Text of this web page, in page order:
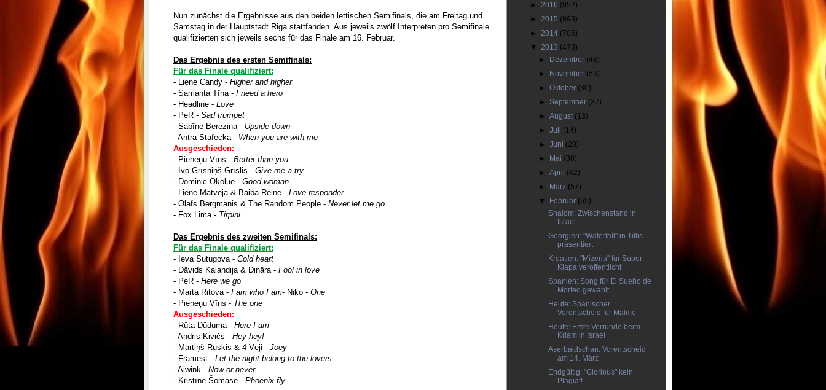
Nun zunächst die Ergebnisse aus den beiden lettischen Semifinals, die am Freitag und
Samstag in der Hauptstadt Riga stattfanden. Aus jeweils zwölf Interpreten pro Semifinale
qualifizierten sich jeweils sechs für das Finale am 16. Februar.
Das Ergebnis des ersten Semifinals:
Für das Finale qualifiziert:
- Liene Candy - Higher and higher
- Samanta Tīna - I need a hero
- Headline - Love
- PeR - Sad trumpet
- Sabīne Berezina - Upside down
- Antra Stafecka - When you are with me
Ausgeschieden:
- Pieneņu Vīns - Better than you
- Ivo Grīsniņš Grīslis - Give me a try
- Dominic Okolue - Good woman
- Liene Matveja & Baiba Reine - Love responder
- Olafs Bergmanis & The Random People - Never let me go
- Fox Lima - Tirpini
Das Ergebnis des zweiten Semifinals:
Für das Finale qualifiziert:
- Ieva Sutugova - Cold heart
- Dāvids Kalandija & Dināra - Fool in love
- PeR - Here we go
- Marta Ritova - I am who I am- Niko - One
- Pieneņu Vīns - The one
Ausgeschieden:
- Rūta Dūduma - Here I am
- Andris Kivičs - Hey hey!
- Mārtiņš Ruskis & 4 Vēji - Joey
- Framest - Let the night belong to the lovers
- Aiwink - Now or never
- Kristīne Šomase - Phoenix fly
► 2016 (952)
► 2015 (993)
► 2014 (706)
▼ 2013 (478)
►
Dezember (48)
►
November (53)
►Oktober (30)
► September (37)
►August (13)
►Juli (14)
►Juni (20)
►
Mai (38)
►April (42)
►
März (57)
▼
Februar (65)
Shalom: Zwischenstand in
Israel
Georgien: "Waterfall" in Tiflis
präsentiert
Kroatien: "Mizerja" für Super
Klapa veröffentlicht
Spanien: Song für El Sueño de
Morfeo gewählt
Heute: Spanischer
Vorentscheid für Malmö
Heute: Erste Vorrunde beim
Kdam in Israel
Aserbaidschan: Vorentscheid
am 14. März
Endgültig: "Glorious" kein
Plagiat!